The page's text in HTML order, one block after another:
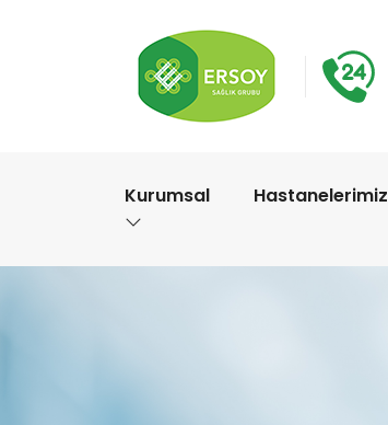
Kurumsal Hastanelerimiz